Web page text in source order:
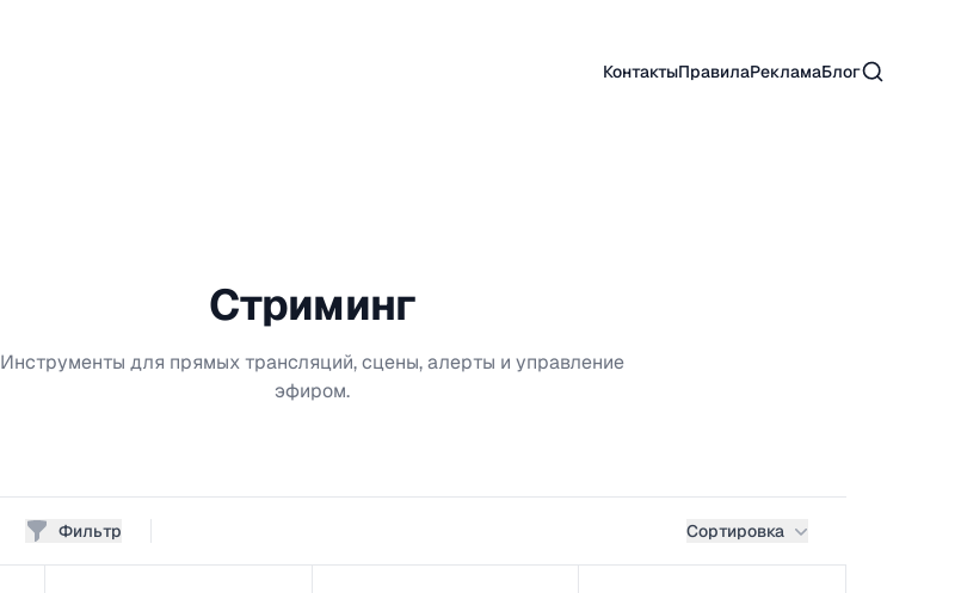
КонтактыПравилаРекламаБлогПоиск
Стриминг
Инструменты для прямых трансляций, сцены, алерты и управление
эфиром.
Фильтр Сортировка